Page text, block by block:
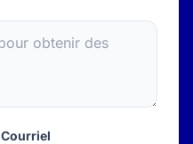
Courriel